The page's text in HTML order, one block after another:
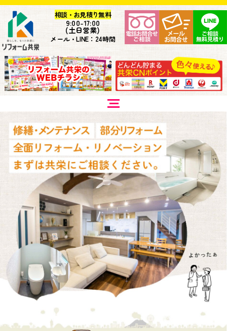
相談・お見積り無料
9:00-17:00
(土日営業)
メール・LINE：24時間